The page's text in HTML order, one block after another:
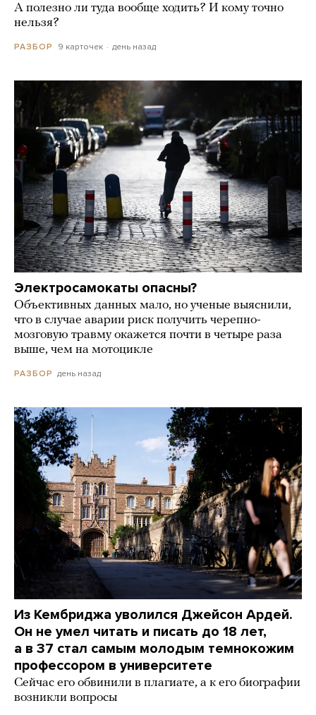
А полезно ли туда вообще ходить? И кому точно
нельзя?
РАЗБОР 9 карточек день назад
Электросамокаты опасны?
Объективных данных мало, но ученые выяснили,
что в случае аварии риск получить черепно-
мозговую травму окажется почти в четыре раза
выше, чем на мотоцикле
РАЗБОР день назад
Из Кембриджа уволился Джейсон Ардей.
Он не умел читать и писать до 18 лет,
а в 37 стал самым молодым темнокожим
профессором в университете
Сейчас его обвинили в плагиате, а к его биографии
возникли вопросы